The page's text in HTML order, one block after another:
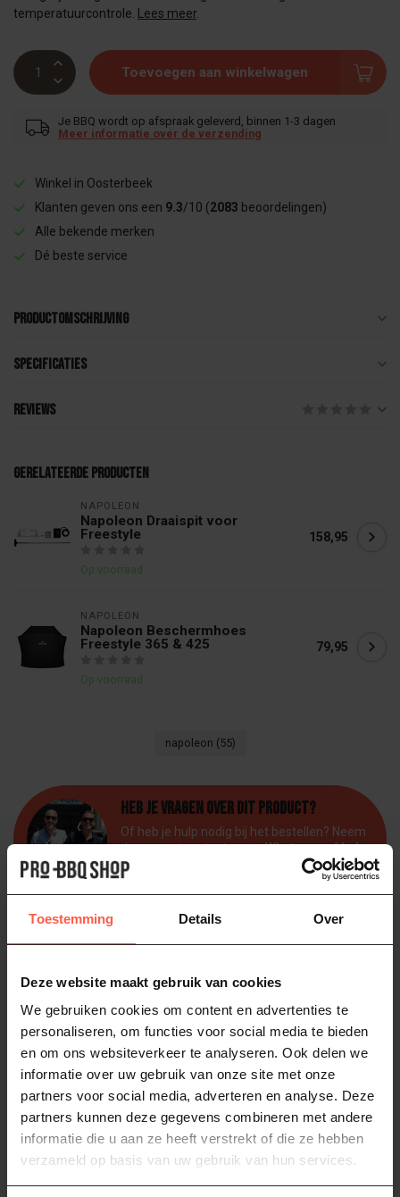
Toestemming Details Over
Deze website maakt gebruik van cookies
We gebruiken cookies om content en advertenties te
personaliseren, om functies voor social media te bieden
en om ons websiteverkeer te analyseren. Ook delen we
informatie over uw gebruik van onze site met onze
partners voor social media, adverteren en analyse. Deze
partners kunnen deze gegevens combineren met andere
informatie die u aan ze heeft verstrekt of die ze hebben
verzameld op basis van uw gebruik van hun services.
temperatuurcontrole.
Lees meer
Toevoegen aan winkelwagen
Je BBQ wordt op afspraak geleverd, binnen 1-3 dagen
Meer informatie over de verzending
Winkel in Oosterbeek
Klanten geven ons een 9.3/10 (2083 beoordelingen)
Alle bekende merken
Dé beste service
Productomschrijving
Specificaties
Reviews
Gerelateerde producten
NAPOLEON
Napoleon Draaispit voor
Freestyle
Op voorraad
158,95
NAPOLEON
Napoleon Beschermhoes
Freestyle 365 & 425
Op voorraad
79,95
napoleon (55)
Heb je vragen over dit product?
Of heb je hulp nodig bij het bestellen? Neem
dan gerust contact op viaWhatsappofbel
ons (06-46141068)
. We helpen je graag!
Bezorgen of ophalen van jouw BBQ
Gratis bezorging
Geniet van gratis bezorging bij elke BBQ-
aankoop! Binnen 25 km verzorgen wij de
bezorging zelf. Verder weg? We regelen
transport via een externe vervoerder. We
plannen de bezorging altijd in overleg, zodat het
moment bij jouw schema past.